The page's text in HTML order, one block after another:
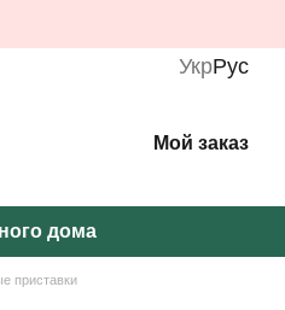
УкрРус
Мой заказ
дома
приставки